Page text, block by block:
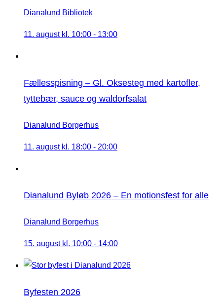
Dianalund Bibliotek
11. august kl. 10:00 - 13:00
Fællesspisning – Gl. Oksesteg med kartofler,
tyttebær, sauce og waldorfsalat
Dianalund Borgerhus
11. august kl. 18:00 - 20:00
Dianalund Byløb 2026 – En motionsfest for alle
Dianalund Borgerhus
15. august kl. 10:00 - 14:00
Byfesten 2026